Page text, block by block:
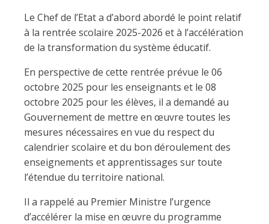
Le Chef de l’Etat a d’abord abordé le point relatif
à la rentrée scolaire 2025-2026 et à l’accélération
de la transformation du système éducatif.
En perspective de cette rentrée prévue le 06
octobre 2025 pour les enseignants et le 08
octobre 2025 pour les élèves, il a demandé au
Gouvernement de mettre en œuvre toutes les
mesures nécessaires en vue du respect du
calendrier scolaire et du bon déroulement des
enseignements et apprentissages sur toute
l’étendue du territoire national.
Il a rappelé au Premier Ministre l’urgence
d’accélérer la mise en œuvre du programme